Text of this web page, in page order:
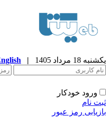
18 مرداد 1405 |
English
ورود خودکار
نام
رمز عبور